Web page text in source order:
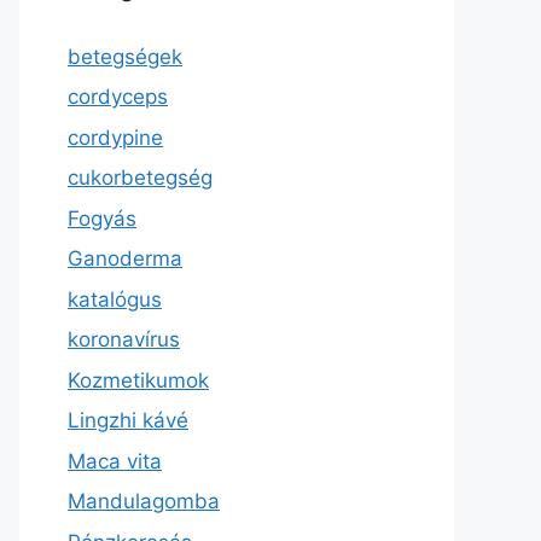
betegségek
cordyceps
cordypine
cukorbetegség
Fogyás
Ganoderma
katalógus
koronavírus
Kozmetikumok
Lingzhi kávé
Maca vita
Mandulagomba